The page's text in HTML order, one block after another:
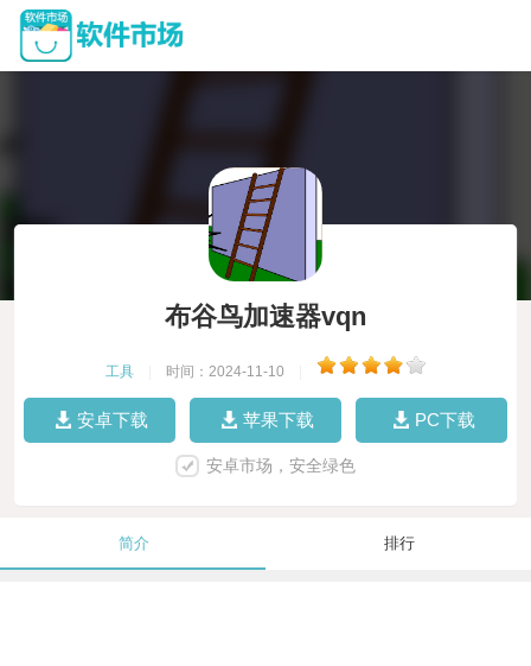
布谷鸟加速器vqn
工具 时间：2024-11-10
安卓下载 苹果下载 PC下载
安卓市场，安全绿色
简介 排行